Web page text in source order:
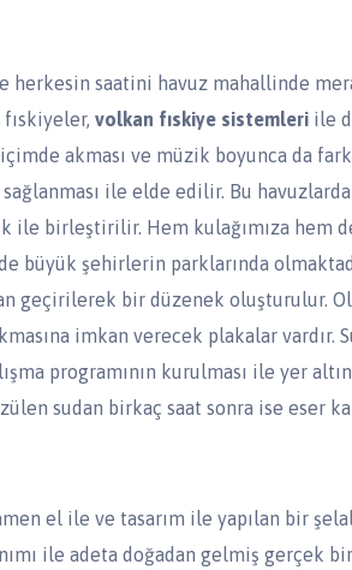
saatini havuz mahallinde
volkan fıskiye sistemleri ile
akması ve müzik boyunca da
ile elde edilir. Bu
ile birleştirilir. Hem kulağımıza hem
büyük şehirlerin parklarında
geçirilerek bir düzenek oluşturulur.
imkan verecek plakalar vardır.
programının kurulması ile yer
sudan birkaç saat sonra ise eser
el ile ve tasarım ile yapılan bir
ile adeta doğadan gelmiş gerçek